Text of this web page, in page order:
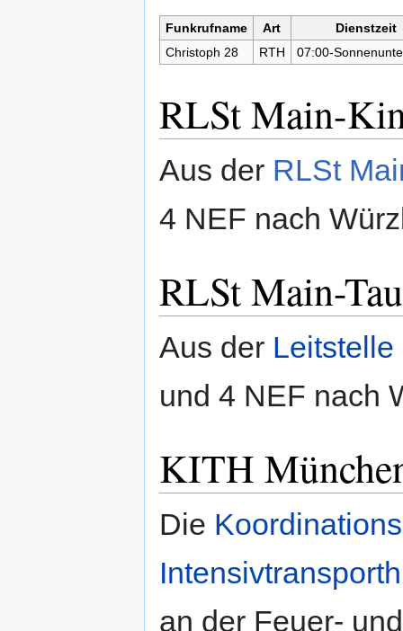
Funkrufname Art
Dienstzeit
Christoph 28
RTH 07:00-
RLSt Main-
Aus der RLSt
4 NEF nach
RLSt Main-
Aus der Leitstelle
und 4 NEF nach
KITH
Die
an der Feuer-